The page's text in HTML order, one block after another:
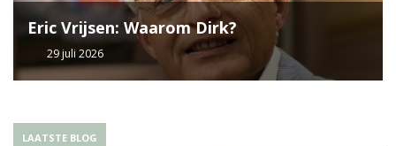
Eric Vrijsen: Waarom Dirk?
29 juli 2026
LAATSTE BLOG